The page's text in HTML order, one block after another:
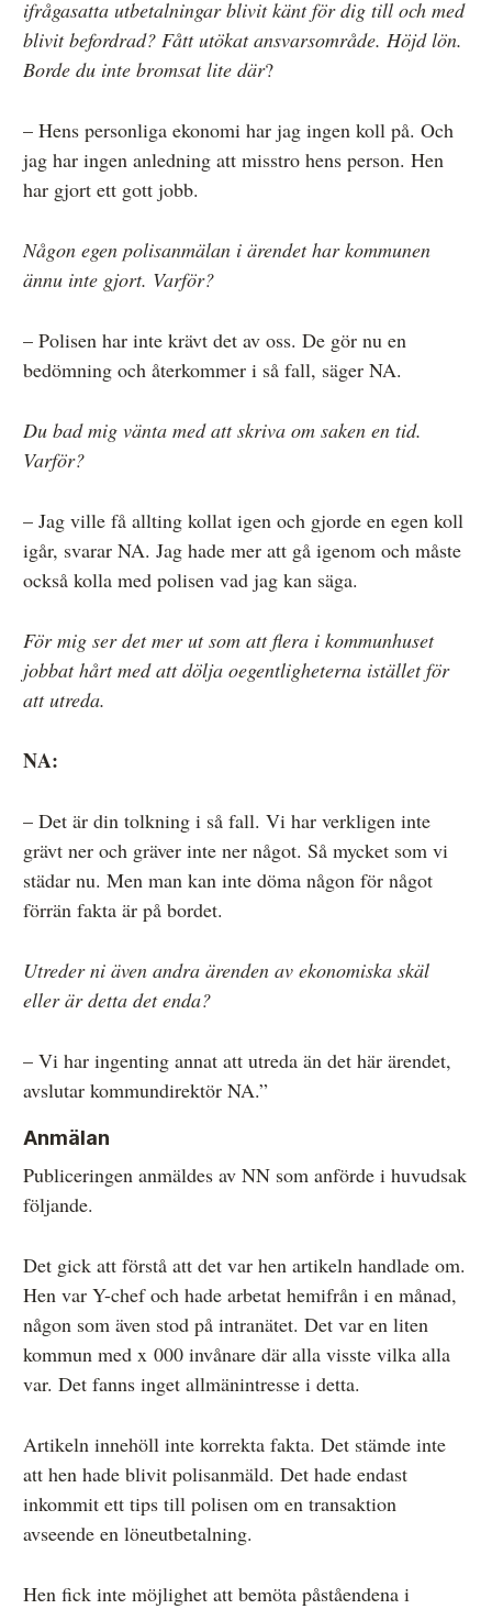
ifrågasatta utbetalningar blivit känt för dig till och med
blivit befordrad? Fått utökat ansvarsområde. Höjd lön.
Borde du inte bromsat lite där?
– Hens personliga ekonomi har jag ingen koll på. Och
jag har ingen anledning att misstro hens person. Hen
har gjort ett gott jobb.
Någon egen polisanmälan i ärendet har kommunen
ännu inte gjort. Varför?
– Polisen har inte krävt det av oss. De gör nu en
bedömning och återkommer i så fall, säger NA.
Du bad mig vänta med att skriva om saken en tid.
Varför?
– Jag ville få allting kollat igen och gjorde en egen koll
igår, svarar NA. Jag hade mer att gå igenom och måste
också kolla med polisen vad jag kan säga.
För mig ser det mer ut som att flera i kommunhuset
jobbat hårt med att dölja oegentligheterna istället för
att utreda.
NA:
– Det är din tolkning i så fall. Vi har verkligen inte
grävt ner och gräver inte ner något. Så mycket som vi
städar nu. Men man kan inte döma någon för något
förrän fakta är på bordet.
Utreder ni även andra ärenden av ekonomiska skäl
eller är detta det enda?
– Vi har ingenting annat att utreda än det här ärendet,
avslutar kommundirektör NA.”
Anmälan
Publiceringen anmäldes av NN som anförde i huvudsak
följande.
Det gick att förstå att det var hen artikeln handlade om.
Hen var Y-chef och hade arbetat hemifrån i en månad,
någon som även stod på intranätet. Det var en liten
kommun med x 000 invånare där alla visste vilka alla
var. Det fanns inget allmänintresse i detta.
Artikeln innehöll inte korrekta fakta. Det stämde inte
att hen hade blivit polisanmäld. Det hade endast
inkommit ett tips till polisen om en transaktion
avseende en löneutbetalning.
Hen fick inte möjlighet att bemöta påståendena i